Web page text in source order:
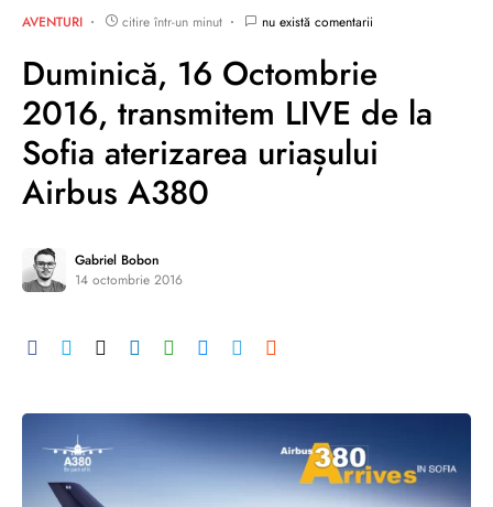
AVENTURI citire într-un minut nu există comentarii
Duminică, 16 Octombrie
2016, transmitem LIVE de la
Sofia aterizarea uriașului
Airbus A380
Gabriel Bobon
14 octombrie 2016